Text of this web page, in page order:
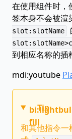
在使用组件时，
签本身不会被渲
slot:slotName
到相应名称的插
mdi:youtube
fill
Tip
和其他指令一